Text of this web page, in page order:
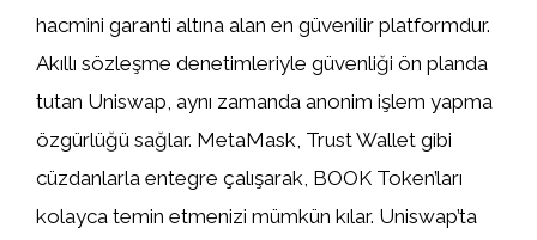
hacmini garanti altına alan en güvenilir platformdur.
Akıllı sözleşme denetimleriyle güvenliği ön planda
tutan Uniswap, aynı zamanda anonim işlem yapma
özgürlüğü sağlar. MetaMask, Trust Wallet gibi
cüzdanlarla entegre çalışarak, BOOK Token’ları
kolayca temin etmenizi mümkün kılar. Uniswap’ta